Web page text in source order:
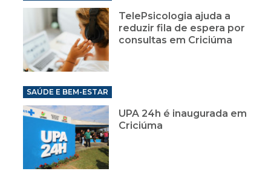
TelePsicologia ajuda a
reduzir fila de espera por
consultas em Criciúma
SAÚDE E BEM-ESTAR
UPA 24h é inaugurada em
Criciúma